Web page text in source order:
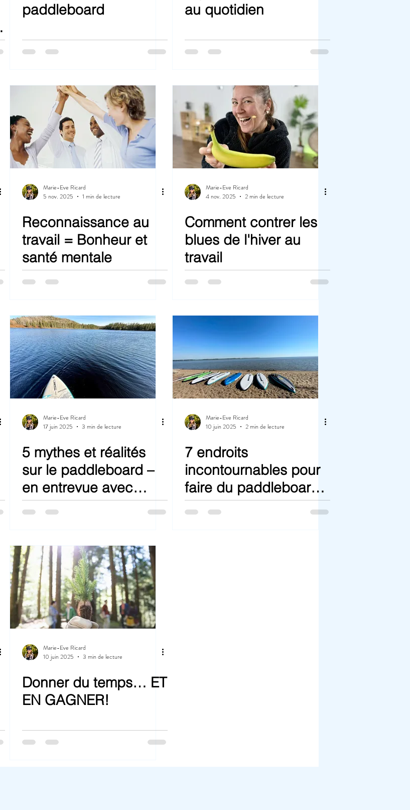
paddleboard
au quotidien
Marie-Eve Ricard
5 nov. 2025
1 min de lecture
Reconnaissance au
travail = Bonheur et
santé mentale
Marie-Eve Ricard
4 nov. 2025
2 min de lecture
Comment contrer les
blues de l'hiver au
travail
Marie-Eve Ricard
17 juin 2025
3 min de lecture
5 mythes et réalités
sur le paddleboard –
en entrevue avec
Jonathan Godbout de
Marie-Eve Ricard
10 juin 2025
2 min de lecture
7 endroits
incontournables pour
faire du paddleboard
en Mauricie
Marie-Eve Ricard
10 juin 2025
3 min de lecture
Donner du temps… ET
EN GAGNER!